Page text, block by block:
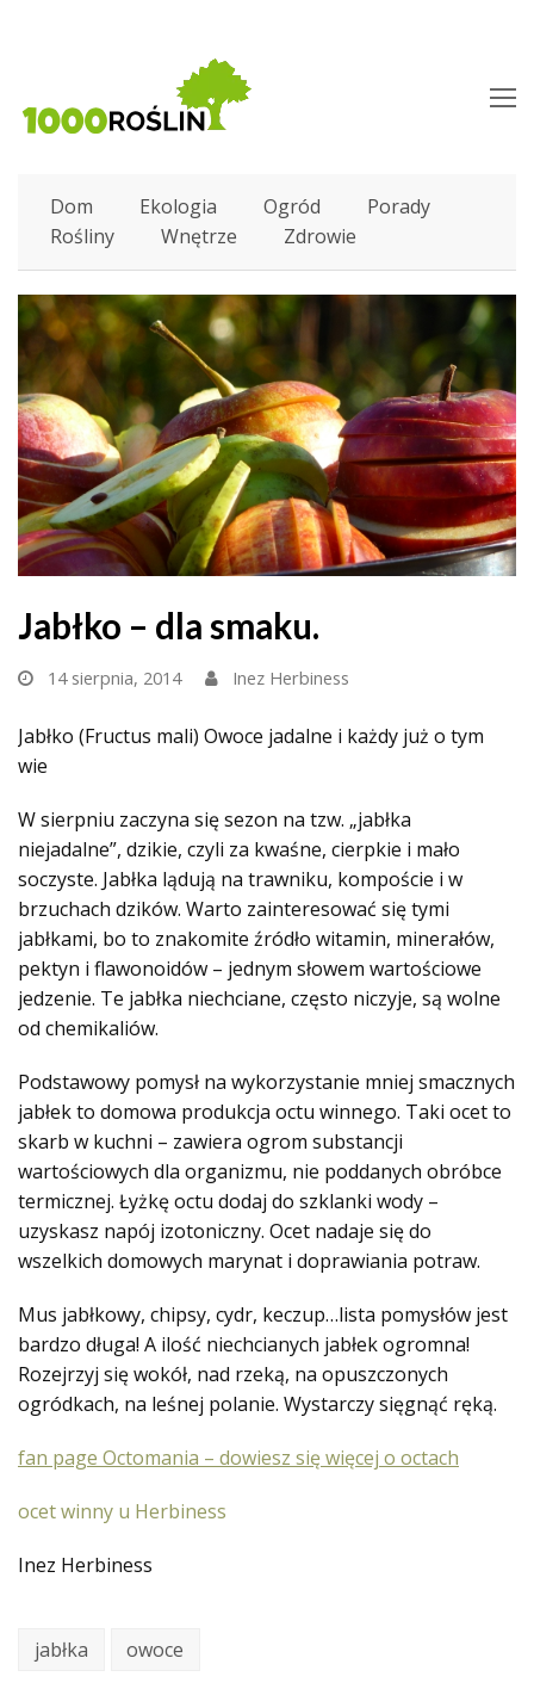
Dom Ekologia Ogród
Porady
Rośliny
Wnętrze Zdrowie
Jabłko – dla smaku.
14 sierpnia, 2014 Inez Herbiness
Jabłko (Fructus mali) Owoce jadalne i każdy już o tym
wie
W sierpniu zaczyna się sezon na tzw. „jabłka
niejadalne”, dzikie, czyli za kwaśne, cierpkie i mało
soczyste. Jabłka lądują na trawniku, kompoście i w
brzuchach dzików. Warto zainteresować się tymi
jabłkami, bo to znakomite źródło witamin, minerałów,
pektyn i flawonoidów – jednym słowem wartościowe
jedzenie. Te jabłka niechciane, często niczyje, są wolne
od chemikaliów.
Podstawowy pomysł na wykorzystanie mniej smacznych
jabłek to domowa produkcja octu winnego. Taki ocet to
skarb w kuchni – zawiera ogrom substancji
wartościowych dla organizmu, nie poddanych obróbce
termicznej. Łyżkę octu dodaj do szklanki wody –
uzyskasz napój izotoniczny. Ocet nadaje się do
wszelkich domowych marynat i doprawiania potraw.
Mus jabłkowy, chipsy, cydr, keczup…lista pomysłów jest
bardzo długa! A ilość niechcianych jabłek ogromna!
Rozejrzyj się wokół, nad rzeką, na opuszczonych
ogródkach, na leśnej polanie. Wystarczy sięgnąć ręką.
fan page Octomania – dowiesz się więcej o octach
ocet winny u Herbiness
Inez Herbiness
jabłka owoce